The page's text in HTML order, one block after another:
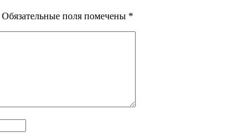
Обязательные поля помечены *